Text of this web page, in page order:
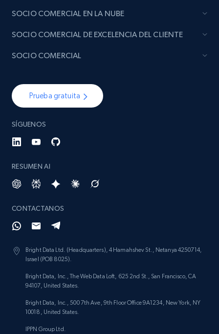
1.1K+ 149+
Lazada - Products
price, Currency, Stock, and more.
eCommerce
991+
Lowes.com
URL, Domain, Marketplace pn, Sku, Other pn,
more.
eCommerce
991+
Ikea - Products
Prueba gratuita
SÍGUENOS
RESUMEN AI
CONTACTANOS
Bright Data Ltd. (Headquarters), 4 Hamahshev St., Netanya 4250714,
Israel (POB 8025).
Bright Data, Inc., The Web Data Loft, 625 2nd St., San Francisco, CA
94107, United States.
Bright Data, Inc., 500 7th Ave, 9th Floor Office 9A1234, New York, NY
10018, United States.
IPPN Group Ltd.
SOCIO COMERCIAL EN LA NUBE
SOCIO COMERCIAL DE EXCELENCIA DEL CLIENTE
SOCIO COMERCIAL